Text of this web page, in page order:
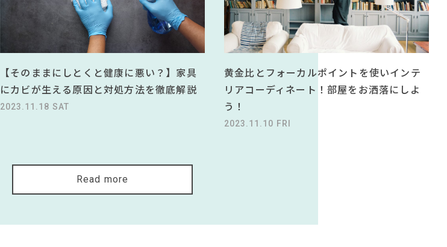
【そのままにしとくと健康に悪い？】家具
にカビが生える原因と対処方法を徹底解説
2023.11.18 SAT
黄金比とフォーカルポイントを使いインテ
リアコーディネート！部屋をお洒落にしよ
う！
2023.11.10 FRI
Read more